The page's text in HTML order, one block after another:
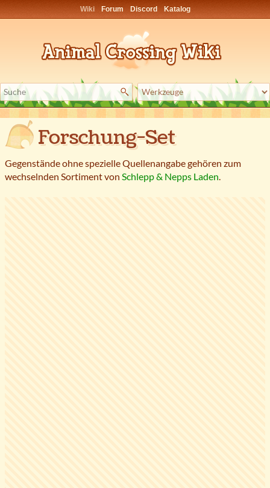
Wiki Forum Discord Katalog
Forschung-Set
Gegenstände ohne spezielle Quellenangabe gehören zum
wechselnden Sortiment von Schlepp & Nepps Laden.